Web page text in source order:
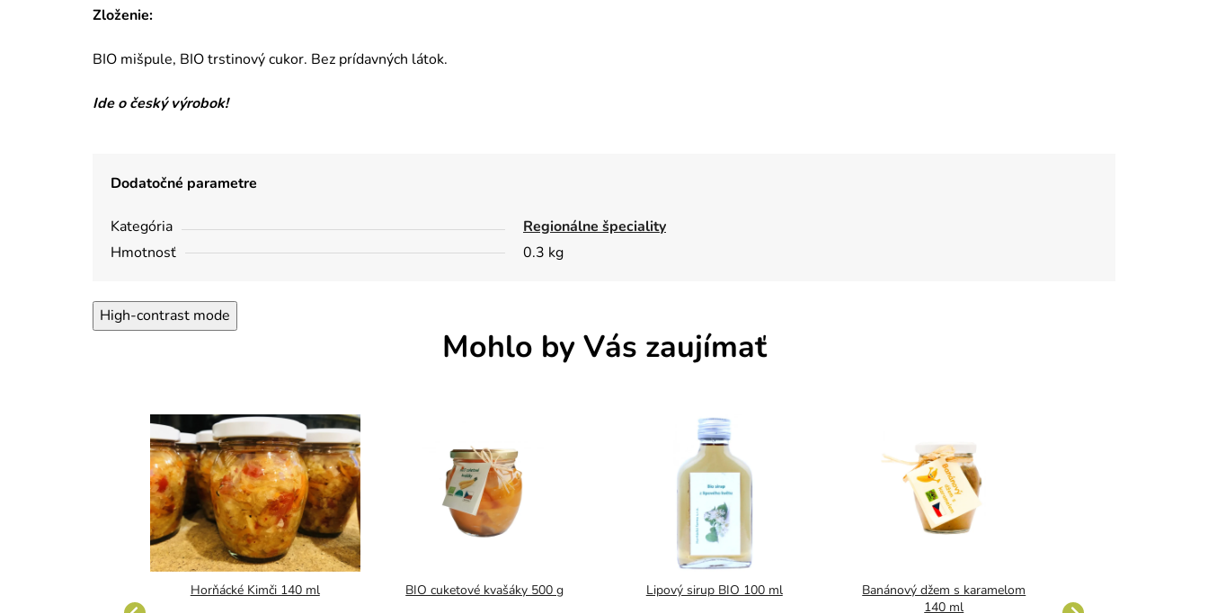
Zloženie:
BIO mišpule, BIO trstinový cukor. Bez prídavných látok.
Ide o český výrobok!
Dodatočné parametre
Kategória
Regionálne špeciality
Hmotnosť
0.3 kg
High-contrast mode
Mohlo by Vás zaujímať
Horňácké Kimči 140 ml BIO cuketové kvašáky 500 g Lipový sirup BIO 100 ml
Banánový džem s karamelom
140 ml